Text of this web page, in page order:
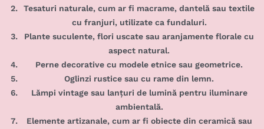
Tesaturi naturale, cum ar fi macrame, dantelă sau textile
cu franjuri, utilizate ca fundaluri.
Plante suculente, flori uscate sau aranjamente florale cu
aspect natural.
Perne decorative cu modele etnice sau geometrice.
Oglinzi rustice sau cu rame din lemn.
Lămpi vintage sau lanțuri de lumină pentru iluminare
ambientală.
Elemente artizanale, cum ar fi obiecte din ceramică sau